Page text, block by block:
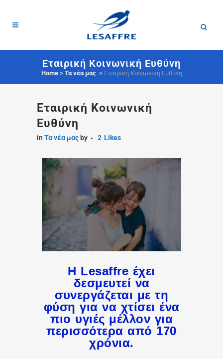
Εταιρική Κοινωνική Ευθύνη
Home> Τα νέα μας > Εταιρική Κοινωνική Ευθύνη
Εταιρική Κοινωνική
Ευθύνη
in Τα νέα μας by 2 Likes
OUR
Η Lesaffre έχει
δεσμευτεί να
συνεργάζεται με τη
φύση για να χτίσει ένα
πιο υγιές μέλλον για
περισσότερα από 170
χρόνια.